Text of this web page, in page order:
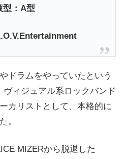
型：A型
ドラムをやっていたという
ヴィジュアル系ロックバンド
カリストとして、本格的に
。
MIZERから脱退した